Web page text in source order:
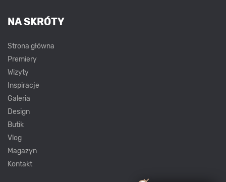
NA SKRÓTY
Strona główna
Premiery
Wizyty
Inspiracje
Galeria
Design
Butik
Vlog
Magazyn
Kontakt